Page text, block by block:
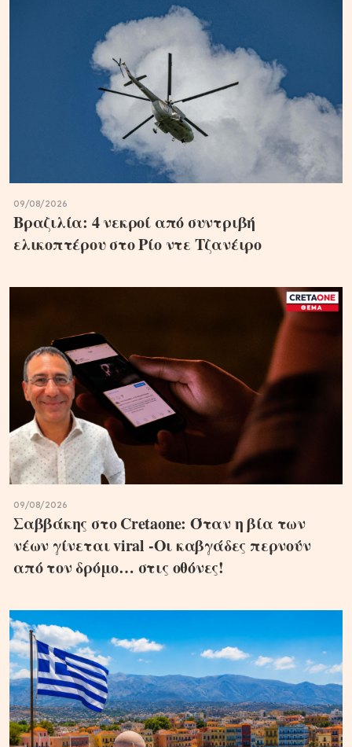
09/08/2026
Βραζιλία: 4 νεκροί από συντριβή
ελικοπτέρου στο Ρίο ντε Τζανέιρο
09/08/2026
Σαββάκης στο Cretaone: Όταν η βία των
νέων γίνεται viral -Οι καβγάδες περνούν
από τον δρόμο… στις οθόνες!